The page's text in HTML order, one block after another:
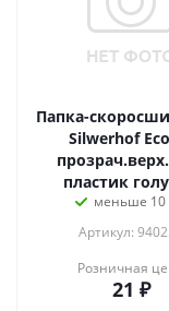
Папка-
Silwerhof
пластик
меньше 10
Артикул:
Розничная
21 ₽